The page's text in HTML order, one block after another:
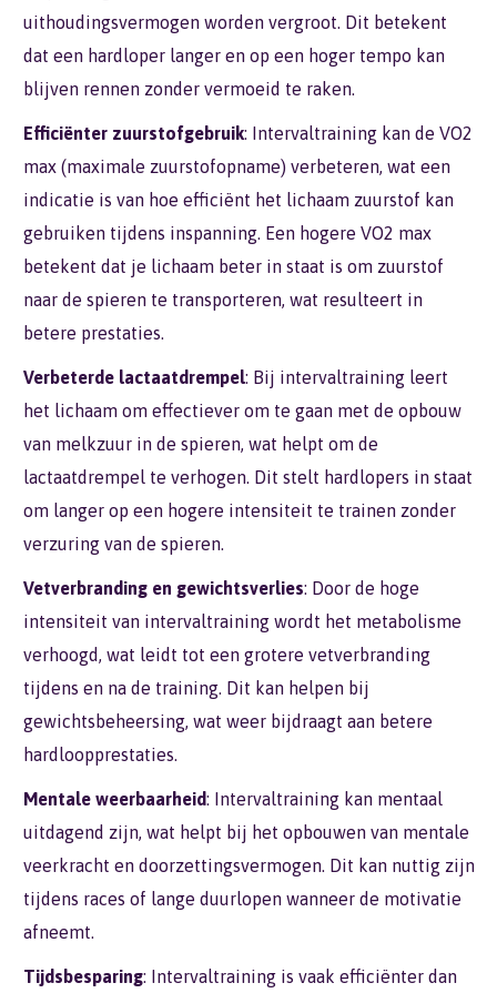
uithoudingsvermogen worden vergroot. Dit betekent
dat een hardloper langer en op een hoger tempo kan
blijven rennen zonder vermoeid te raken.
Efficiënter zuurstofgebruik: Intervaltraining kan de VO2
max (maximale zuurstofopname) verbeteren, wat een
indicatie is van hoe efficiënt het lichaam zuurstof kan
gebruiken tijdens inspanning. Een hogere VO2 max
betekent dat je lichaam beter in staat is om zuurstof
naar de spieren te transporteren, wat resulteert in
betere prestaties.
Verbeterde lactaatdrempel: Bij intervaltraining leert
het lichaam om effectiever om te gaan met de opbouw
van melkzuur in de spieren, wat helpt om de
lactaatdrempel te verhogen. Dit stelt hardlopers in staat
om langer op een hogere intensiteit te trainen zonder
verzuring van de spieren.
Vetverbranding en gewichtsverlies: Door de hoge
intensiteit van intervaltraining wordt het metabolisme
verhoogd, wat leidt tot een grotere vetverbranding
tijdens en na de training. Dit kan helpen bij
gewichtsbeheersing, wat weer bijdraagt aan betere
hardloopprestaties.
Mentale weerbaarheid: Intervaltraining kan mentaal
uitdagend zijn, wat helpt bij het opbouwen van mentale
veerkracht en doorzettingsvermogen. Dit kan nuttig zijn
tijdens races of lange duurlopen wanneer de motivatie
afneemt.
Tijdsbesparing: Intervaltraining is vaak efficiënter dan